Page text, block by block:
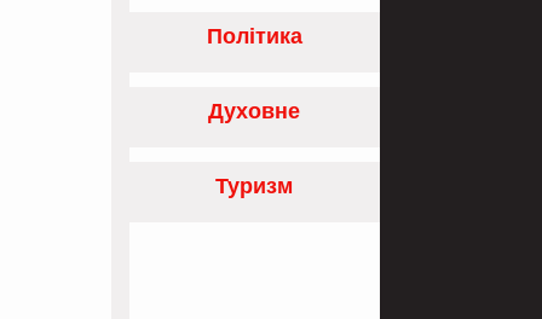
Політика
Духовне
Туризм